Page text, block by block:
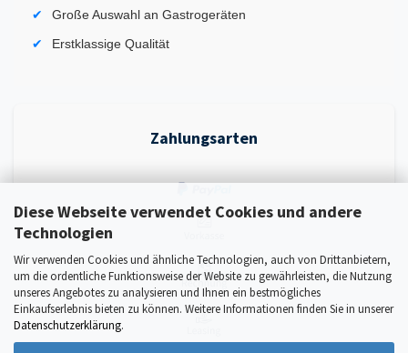
Diese Webseite verwendet Cookies und andere
Technologien
Wir verwenden Cookies und ähnliche Technologien, auch von Drittanbietern,
um die ordentliche Funktionsweise der Website zu gewährleisten, die Nutzung
unseres Angebotes zu analysieren und Ihnen ein bestmögliches
Einkaufserlebnis bieten zu können. Weitere Informationen finden Sie in unserer
Datenschutzerklärung.
Große Auswahl an Gastrogeräten
Erstklassige Qualität
Zahlungsarten